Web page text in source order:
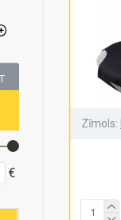
€
Zīmols: